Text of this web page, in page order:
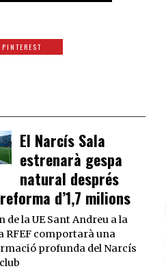
PINTEREST
El Narcís Sala
estrenarà gespa
natural després
d’1,7 milions
de la UE Sant Andreu a la
RFEF comportarà una
profunda del Narcís